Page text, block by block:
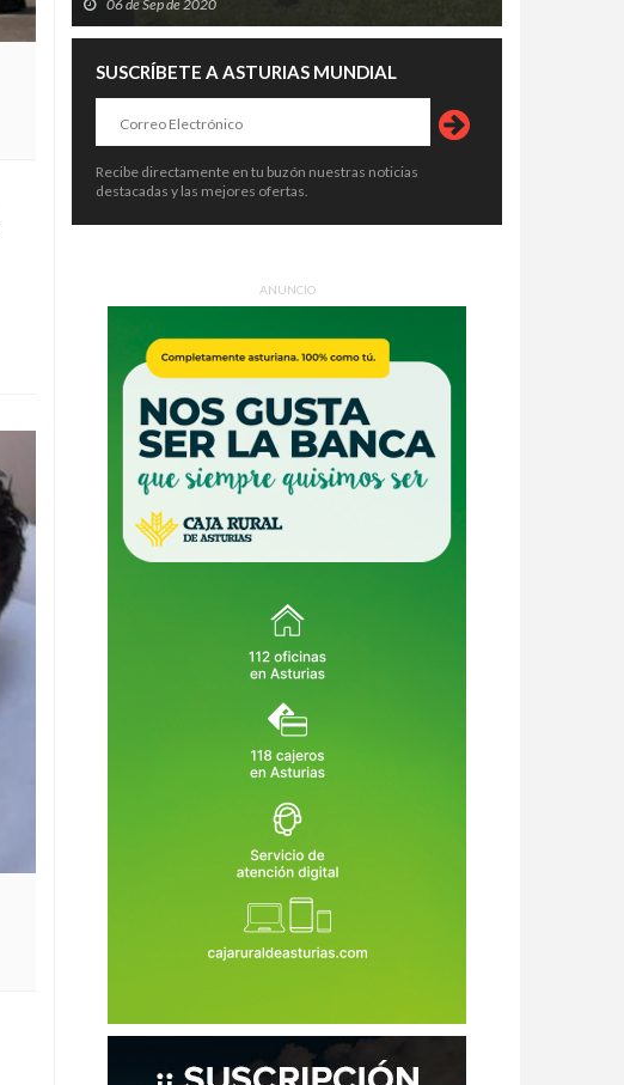
06 de Sep de 2020
SUSCRÍBETE A ASTURIAS MUNDIAL
Recibe directamente en tu buzón nuestras noticias
destacadas y las mejores ofertas.
ANUNCIO